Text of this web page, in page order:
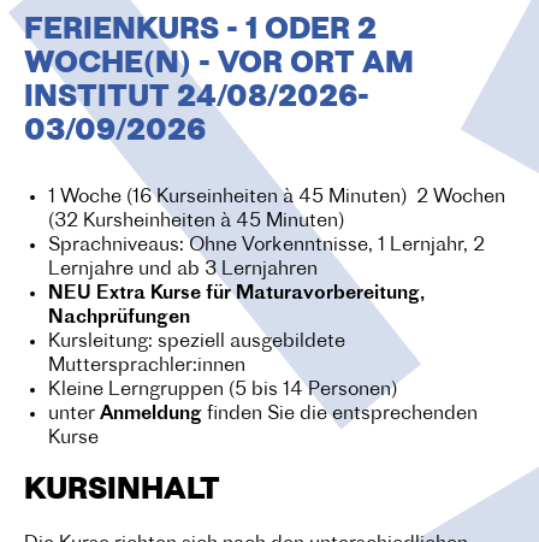
O
N
FERIENKURS - 1 ODER 2
WOCHE(N) - VOR ORT AM
INSTITUT 24/08/2026-
03/09/2026
1 Woche (16 Kurseinheiten à 45 Minuten) 2 Wochen
(32 Kursheinheiten à 45 Minuten)
Sprachniveaus: Ohne Vorkenntnisse, 1 Lernjahr, 2
Lernjahre und ab 3 Lernjahren
NEU Extra Kurse für Maturavorbereitung,
Nachprüfungen
Kursleitung: speziell ausgebildete
Muttersprachler:innen
Kleine Lerngruppen (5 bis 14 Personen)
unter Anmeldung finden Sie die entsprechenden
Kurse
KURSINHALT